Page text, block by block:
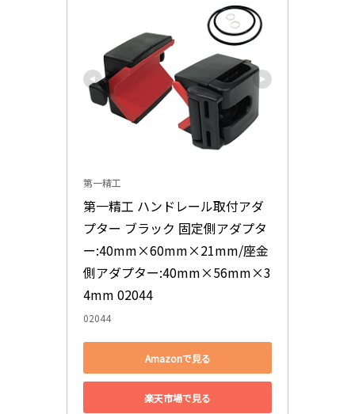
第一精工
第一精工 ハンドレール取付アダ
プター ブラック 固定側アダプタ
ー:40mm×60mm×21mm/座金
側アダプター:40mm×56mm×3
4mm 02044
02044
Amazonで見る
楽天市場で見る